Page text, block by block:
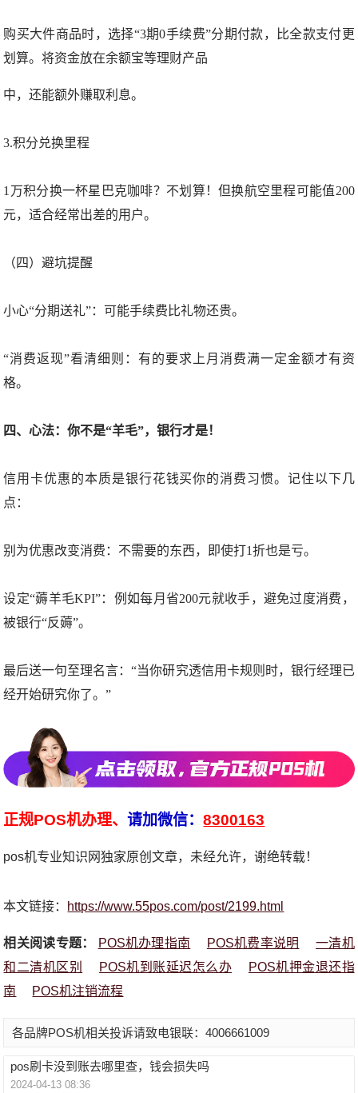
购买大件商品时，选择“3期0手续费”分期付款，比全款支付更
划算。将资金放在余额宝等理财产品
中，还能额外赚取利息。
3.积分兑换里程
1万积分换一杯星巴克咖啡？不划算！但换航空里程可能值200
元，适合经常出差的用户。
（四）避坑提醒
小心“分期送礼”：可能手续费比礼物还贵。
“消费返现”看清细则：有的要求上月消费满一定金额才有资
格。
四、心法：你不是“羊毛”，银行才是！
信用卡优惠的本质是银行花钱买你的消费习惯。记住以下几
点：
别为优惠改变消费：不需要的东西，即使打1折也是亏。
设定“薅羊毛KPI”：例如每月省200元就收手，避免过度消费，
被银行“反薅”。
最后送一句至理名言：“当你研究透信用卡规则时，银行经理已
经开始研究你了。”
正规POS机办理、请加微信：8300163
pos机专业知识网独家原创文章，未经允许，谢绝转载！
本文链接： https://www.55pos.com/post/2199.html
相关阅读专题： POS机办理指南 POS机费率说明
一清机
和二清机区别
POS机到账延迟怎么办
POS机押金退还指
南
POS机注销流程
各品牌POS机相关投诉请致电银联：4006661009
pos刷卡没到账去哪里查，钱会损失吗
2024-04-13 08:36